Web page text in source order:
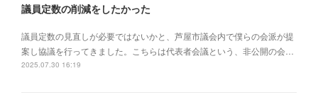
議員定数の削減をしたかった
議員定数の見直しが必要ではないかと、芦屋市議会内で僕らの会派が提
案し協議を行ってきました。こちらは代表者会議という、非公開の会…
2025.07.30 16:19